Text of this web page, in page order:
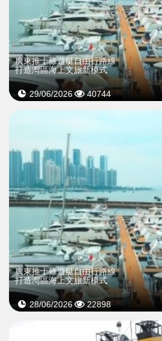
廣東推十條遊艇自由行路線
打造灣區海上文旅新模式
29/06/2026 40744
廣東推十條遊艇自由行路線
打造灣區海上文旅新模式
28/06/2026 22898